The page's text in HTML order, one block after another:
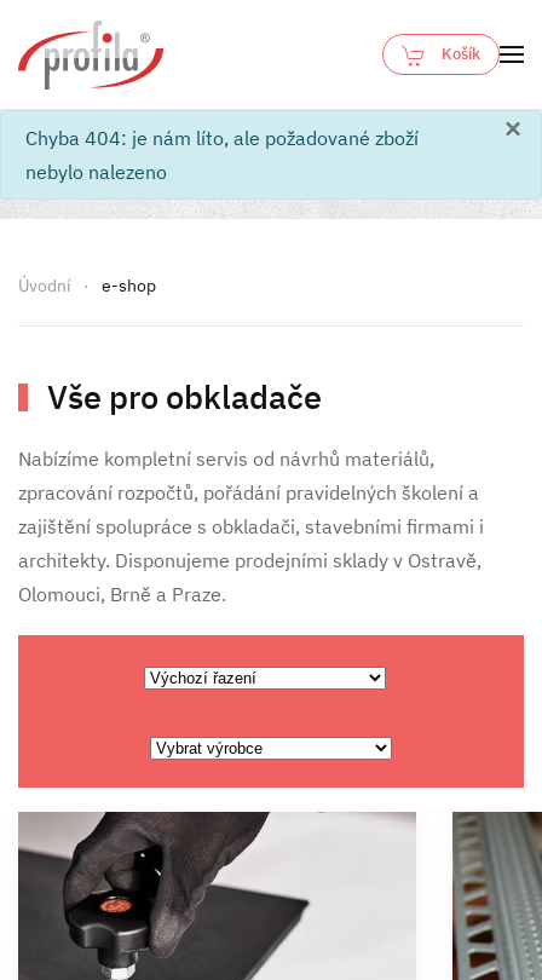
Skip to main content
Košík
×
info
Chyba 404: je nám líto, ale požadované zboží
nebylo nalezeno
Úvodní e-shop
Vše pro obkladače
Nabízíme kompletní servis od návrhů materiálů,
zpracování rozpočtů, pořádání pravidelných školení a
zajištění spolupráce s obkladači, stavebními firmami i
architekty. Disponujeme prodejními sklady v Ostravě,
Olomouci, Brně a Praze.